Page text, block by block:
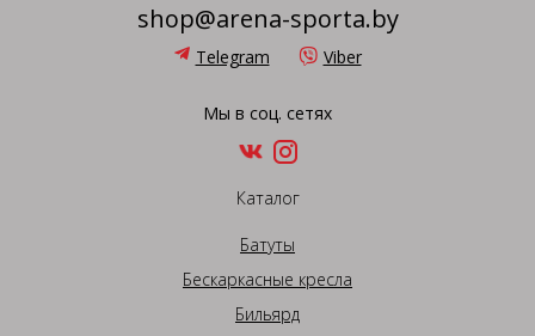
shop@arena-sporta.by
Telegram Viber
Мы в соц. сетях
Каталог
Батуты
Бескаркасные кресла
Бильярд